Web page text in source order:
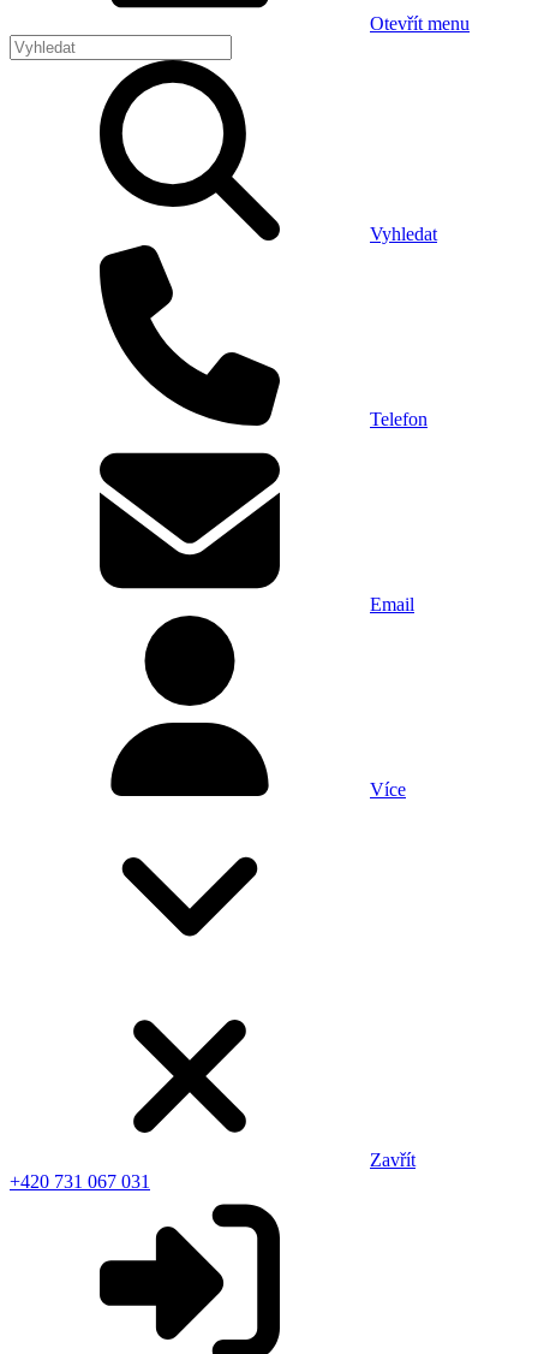
Otevřít menu
Vyhledat
Telefon
Email
Více
Zavřít
+420 731 067 031